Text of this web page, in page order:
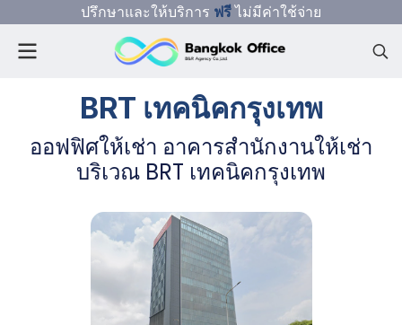
ปรึกษาและให้บริการ ฟรีไม่มีค่าใช้จ่าย
BRT เทคนิคกรุงเทพ
ออฟฟิศให้เช่า อาคารสำนักงานให้เช่า
บริเวณ BRT เทคนิคกรุงเทพ